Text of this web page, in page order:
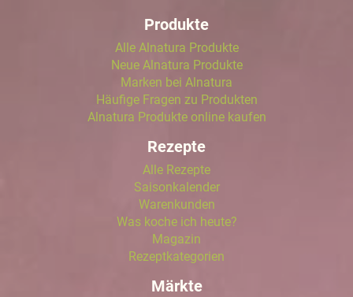
Produkte
Alle Alnatura Produkte
Neue Alnatura Produkte
Marken bei Alnatura
Häufige Fragen zu Produkten
Alnatura Produkte online kaufen
Rezepte
Alle Rezepte
Saisonkalender
Warenkunden
Was koche ich heute?
Magazin
Rezeptkategorien
Märkte